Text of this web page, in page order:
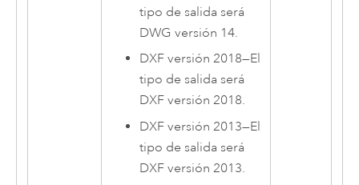
tipo de salida será
DWG versión 14.
DXF versión 2018—El
tipo de salida será
DXF versión 2018.
DXF versión 2013—El
tipo de salida será
DXF versión 2013.